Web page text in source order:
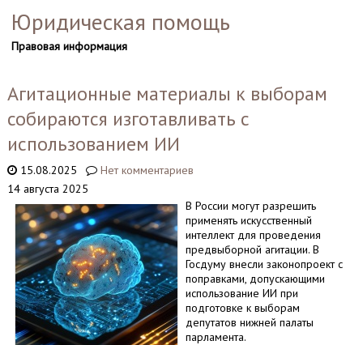
Юридическая помощь
Правовая информация
Агитационные материалы к выборам
собираются изготавливать с
использованием ИИ
15.08.2025
Нет комментариев
14 августа 2025
В России могут разрешить
применять искусственный
интеллект для проведения
предвыборной агитации. В
Госдуму внесли законопроект с
поправками, допускающими
использование ИИ при
подготовке к выборам
депутатов нижней палаты
парламента.